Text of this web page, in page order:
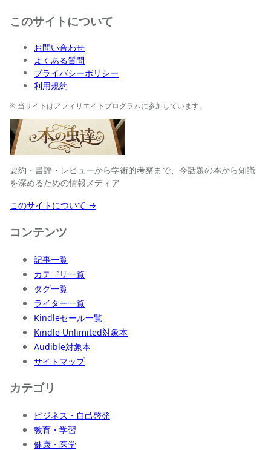
このサイトについて
お問い合わせ
よくある質問
プライバシーポリシー
利用規約
※ 当サイトはアフィリエイトプログラムに参加しています。
要約・書評・レビューから学術的考察まで、今話題の本から知識
を深めるための情報メディア
このサイトについて →
コンテンツ
記事一覧
カテゴリ一覧
タグ一覧
ライター一覧
Kindleセール一覧
Kindle Unlimited対象本
Audible対象本
サイトマップ
カテゴリ
ビジネス・自己啓発
教育・学習
健康・医学